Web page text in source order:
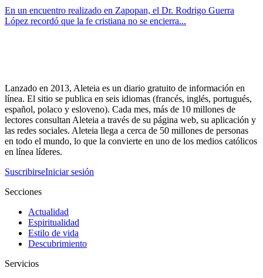
En un encuentro realizado en Zapopan, el Dr. Rodrigo Guerra
López recordó que la fe cristiana no se encierra...
Lanzado en 2013, Aleteia es un diario gratuito de información en
línea. El sitio se publica en seis idiomas (francés, inglés, portugués,
español, polaco y esloveno). Cada mes, más de 10 millones de
lectores consultan Aleteia a través de su página web, su aplicación y
las redes sociales. Aleteia llega a cerca de 50 millones de personas
en todo el mundo, lo que la convierte en uno de los medios católicos
en línea líderes.
SuscribirseIniciar sesión
Secciones
Actualidad
Espiritualidad
Estilo de vida
Descubrimiento
Servicios